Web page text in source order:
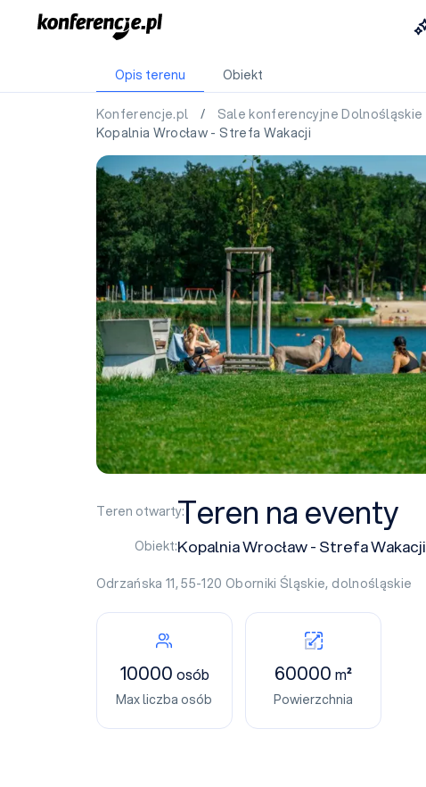
Opis terenu Obiekt
Konferencje.pl / Sale konferencyjne Dolnośląskie
Kopalnia Wrocław - Strefa Wakacji
Teren otwarty:Teren na eventy
Obiekt:Kopalnia Wrocław - Strefa Wakacji
Odrzańska 11, 55-120 Oborniki Śląskie, dolnośląskie
10000 osób
Max liczba osób
60000m²
Powierzchnia